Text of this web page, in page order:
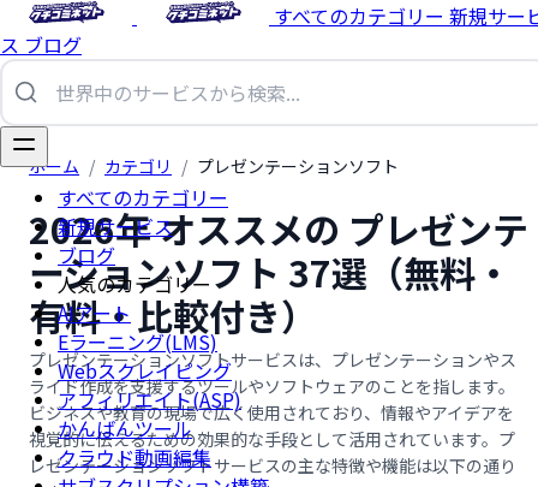
すべてのカテゴリー 新規サー
ス ブログ
すべてのカテゴリー
新規サービス
ブログ
人気のカテゴリー
AIアート
Eラーニング(LMS)
Webスクレイピング
アフィリエイト(ASP)
かんばんツール
クラウド動画編集
ホーム / カテゴリ / プレゼンテーションソフト
2026年 オススメの プレゼンテ
ーションソフト 37選（無料・
有料・比較付き）
プレゼンテーションソフトサービスは、プレゼンテーションやス
ライド作成を支援するツールやソフトウェアのことを指します。
ビジネスや教育の現場で広く使用されており、情報やアイデアを
視覚的に伝えるための効果的な手段として活用されています。プ
レゼンテーションソフトサービスの主な特徴や機能は以下の通り